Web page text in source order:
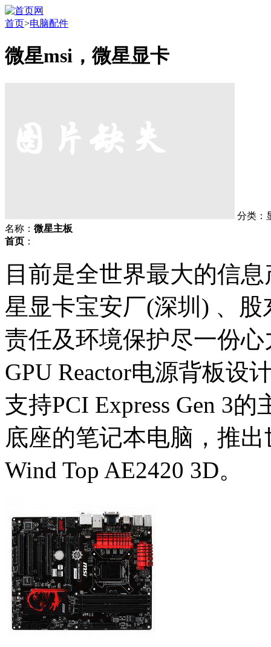
首页>电脑配件
微星msi，微星显卡
分类：
名称： 微星主板
首页 ：
目前是全世界最大的信
星显卡宝安厂(深圳) 、
责任及环境保护尽一份
GPU Reactor电源背板设
支持PCI Express Gen 3
底座的笔记本电脑，推
Wind Top AE2420 3D。